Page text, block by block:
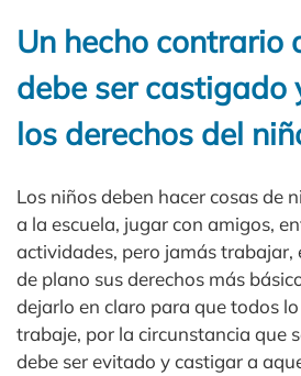
Un hecho contrario
debe ser castigado
los derechos del
Los niños deben hacer cosas de
a la escuela, jugar con amigos,
actividades, pero jamás trabajar,
de plano sus derechos más
dejarlo en claro para que todos
trabaje, por la circunstancia que
debe ser evitado y castigar a